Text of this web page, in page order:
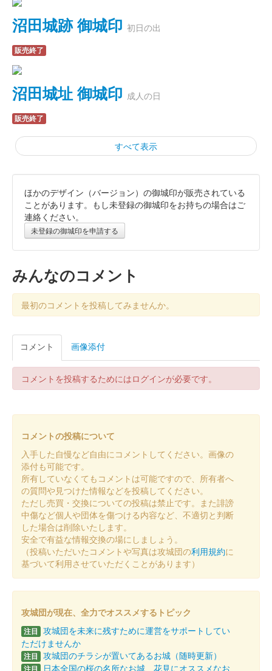
沼田城跡 御城印 初日の出
販売終了
沼田城址 御城印 成人の日
販売終了
すべて表示
霞城（沼田城）御城印 旧暦（睦月）2026年版
販売終了
沼田城跡 御城印 昭和百年 十二月版
販売終了
沼田城跡 御城印
沼田城跡 御城印
販売終了
沼田城址 御城印 十三夜
販売終了
沼田城跡 御城印 七五三
販売終了
ほかのデザイン（バージョン）の御城印が販売されている
ことがあります。もし未登録の御城印をお持ちの場合はご
連絡ください。
未登録の御城印を申請する
みんなのコメント
最初のコメントを投稿してみませんか。
コメント 画像添付
コメントを投稿するためにはログインが必要です。
コメントの投稿について
入手した自慢など自由にコメントしてください。画像の
添付も可能です。
所有していなくてもコメントは可能ですので、所有者へ
の質問や見つけた情報などを投稿してください。
ただし売買・交換についての投稿は禁止です。また誹謗
中傷など個人や団体を傷つける内容など、不適切と判断
した場合は削除いたします。
安全で有益な情報交換の場にしましょう。
（投稿いただいたコメントや写真は攻城団の利用規約に
基づいて利用させていただくことがあります）
攻城団が現在、全力でオススメするトピック
注目 攻城団を未来に残すために運営をサポートしてい
ただけませんか
注目 攻城団のチラシが置いてあるお城（随時更新）
注目 日本全国の桜の名所なお城、花見にオススメなお